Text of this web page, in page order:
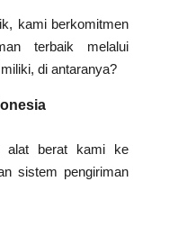
kami berkomitmen
terbaik melalui
di antaranya?
alat berat kami ke
sistem pengiriman